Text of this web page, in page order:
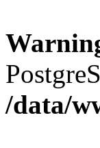
/data/